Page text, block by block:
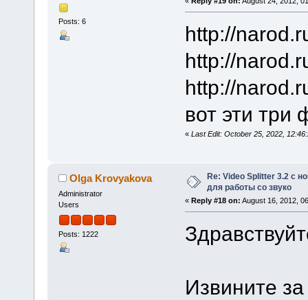
Posts: 6
http://
http://
http://
вот эти три
« Last Edit: October 25, 2022,
Olga Krovyakova
Administrator
Users
Posts: 1222
Re: Video Splitter 3.2 c
для работы со звуко
« Reply #18 on: August 16, 2012,
Извините